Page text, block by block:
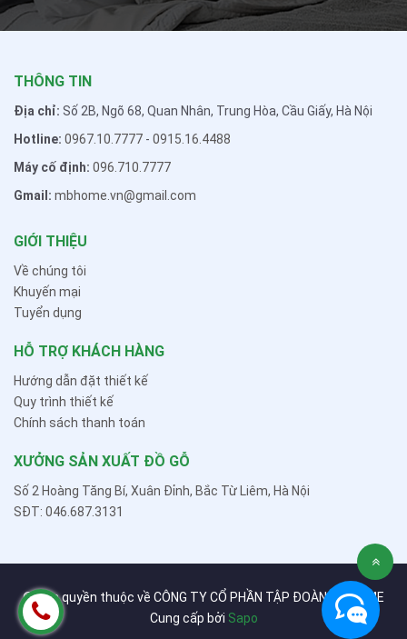
THÔNG TIN
Địa chỉ: Số 2B, Ngõ 68, Quan Nhân, Trung Hòa, Cầu Giấy, Hà Nội
Hotline: 0967.10.7777 - 0915.16.4488
Máy cố định: 096.710.7777
Gmail: mbhome.vn@gmail.com
GIỚI THIỆU
Về chúng tôi
Khuyến mại
Tuyển dụng
HỖ TRỢ KHÁCH HÀNG
Hướng dẫn đặt thiết kế
Quy trình thiết kế
Chính sách thanh toán
XƯỞNG SẢN XUẤT ĐỒ GỖ
Số 2 Hoàng Tăng Bí, Xuân Đỉnh, Bắc Từ Liêm, Hà Nội
SĐT: 046.687.3131
© Bản quyền thuộc về CÔNG TY CỔ PHẦN TẬP ĐOÀN MBHOME
Cung cấp bởi Sapo